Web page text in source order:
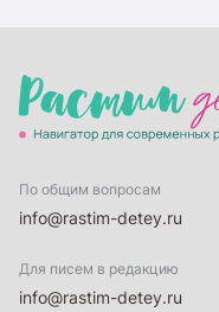
По общим вопросам
info@rastim-detey.ru
Для писем в редакцию
info@rastim-detey.ru